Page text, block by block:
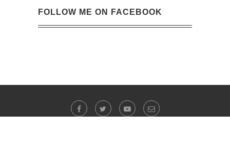
FOLLOW ME ON FACEBOOK